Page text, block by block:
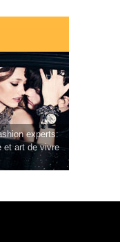
experts:
et art de vivre